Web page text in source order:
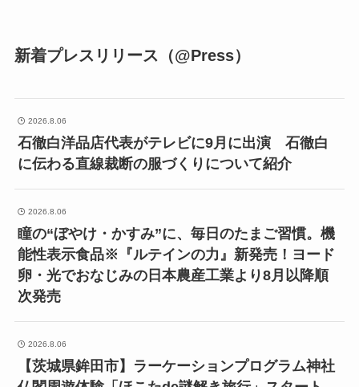
新着プレスリリース（@Press）
2026.8.06
石徹白洋品店代表がテレビに9月に出演 石徹白
に伝わる直線裁断の服づくりについて紹介
2026.8.06
瞳の“ぼやけ・かすみ”に、毎日のたまご習慣。機
能性表示食品※『ルテインの力』新発売！ヨード
卵・光でおなじみの日本農産工業より8月以降順
次発売
2026.8.06
【茨城県鉾田市】ラーケーションプログラム神社